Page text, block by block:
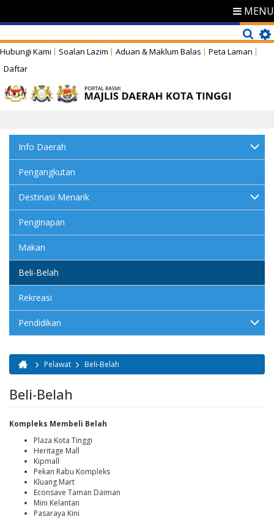
MENU
Hubungi Kami Soalan Lazim Aduan & Maklum Balas
Peta Laman
Daftar
Info Daerah
Pengangkutan
Destinasi Menarik
Penginapan
Makan
Beli-Belah
Rekreasi
Pendidikan
Anda di sini
Pelawat Beli-Belah
Beli-Belah
Kompleks Membeli Belah
Plaza Kota Tinggi
Heritage Mall
Kipmall
Pekan Rabu Kompleks
Kluang Mart
Econsave Taman Daiman
Mini Kelantan
Pasaraya Kini